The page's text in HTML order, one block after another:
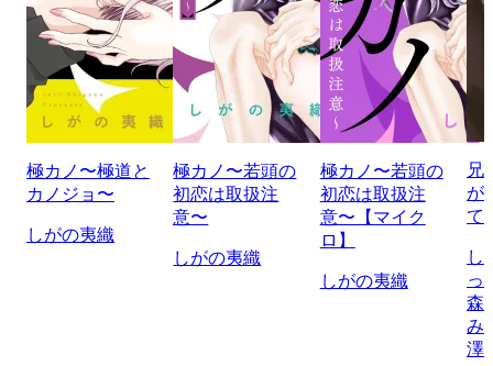
極カノ〜極道と
カノジョ〜
しがの夷織
極カノ〜若頭の
初恋は取扱注
意〜
しがの夷織
極カノ〜若頭の
初恋は取扱注
意〜【マイク
ロ】
しがの夷織
兄
が
て
し
っ
森
み
澤